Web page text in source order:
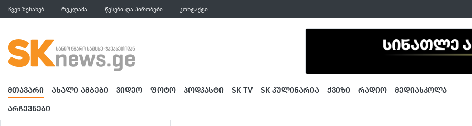
ჩვენ შესახებ რეკლამა წესები და პირობები კონტაქტი
ᲛᲗᲐᲕᲐᲠᲘ ᲐᲮᲐᲚᲘ ᲐᲛᲑᲔᲑᲘ ᲕᲘᲓᲔᲝ ᲤᲝᲢᲝ ᲞᲝᲓᲙᲐᲡᲢᲘ SK TV SK ᲙᲣᲚᲘᲜᲐᲠᲘᲐ ᲥᲕᲘᲖᲘ ᲠᲐᲓᲘᲝ
ᲛᲔᲓᲘᲐᲡᲙᲝᲚᲐ
ᲐᲠᲩᲔᲕᲜᲔᲑᲘ